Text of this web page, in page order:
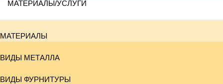
МАТЕРИАЛЫ/УСЛУГИ
МАТЕРИАЛЫ
ВИДЫ МЕТАЛЛА
ВИДЫ ФУРНИТУРЫ